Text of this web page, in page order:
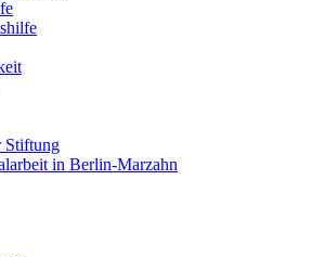
Stiftung
in Berlin-Marzahn